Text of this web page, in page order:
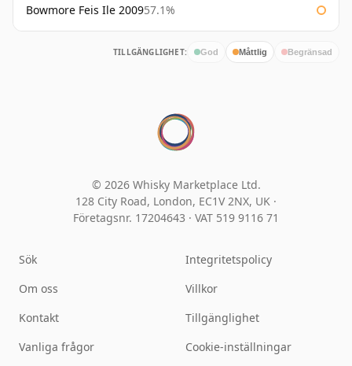
Bowmore Feis Ile 200957.1%
TILLGÄNGLIGHET: God Måttlig Begränsad
© 2026 Whisky Marketplace Ltd.
128 City Road, London, EC1V 2NX, UK ·
Företagsnr. 17204643 · VAT 519 9116 71
Sök
Om oss
Kontakt
Vanliga frågor
Integritetspolicy
Villkor
Tillgänglighet
Cookie-inställningar